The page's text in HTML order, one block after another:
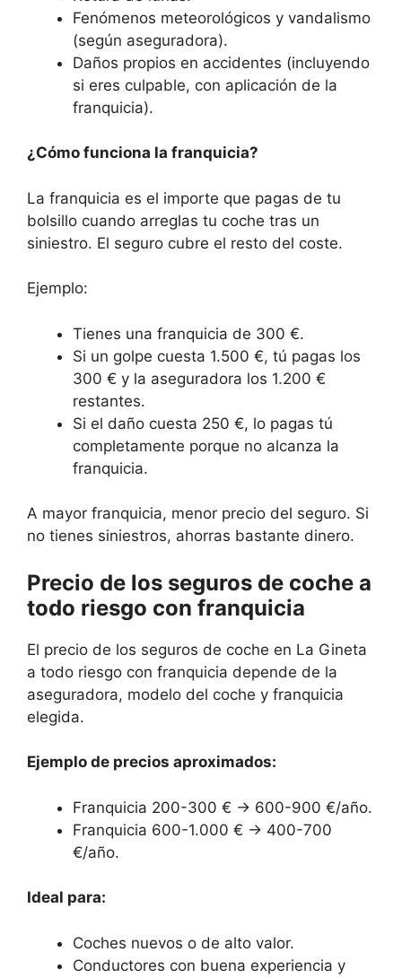
Fenómenos meteorológicos y vandalismo
(según aseguradora).
Daños propios en accidentes (incluyendo
si eres culpable, con aplicación de la
franquicia).
¿Cómo funciona la franquicia?
La franquicia es el importe que pagas de tu
bolsillo cuando arreglas tu coche tras un
siniestro. El seguro cubre el resto del coste.
Ejemplo:
Tienes una franquicia de 300 €.
Si un golpe cuesta 1.500 €, tú pagas los
300 € y la aseguradora los 1.200 €
restantes.
Si el daño cuesta 250 €, lo pagas tú
completamente porque no alcanza la
franquicia.
A mayor franquicia, menor precio del seguro. Si
no tienes siniestros, ahorras bastante dinero.
Precio de los seguros de coche a
todo riesgo con franquicia
El precio de los seguros de coche en La Gineta
a todo riesgo con franquicia depende de la
aseguradora, modelo del coche y franquicia
elegida.
Ejemplo de precios aproximados:
Franquicia 200-300 € → 600-900 €/año.
Franquicia 600-1.000 € → 400-700
€/año.
Ideal para:
Coches nuevos o de alto valor.
Conductores con buena experiencia y